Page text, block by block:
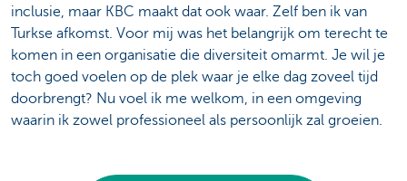
inclusie, maar KBC maakt dat ook waar. Zelf ben ik van
Turkse afkomst. Voor mij was het belangrijk om terecht te
komen in een organisatie die diversiteit omarmt. Je wil je
toch goed voelen op de plek waar je elke dag zoveel tijd
doorbrengt? Nu voel ik me welkom, in een omgeving
waarin ik zowel professioneel als persoonlijk zal groeien.